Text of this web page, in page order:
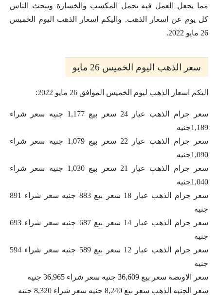
مما يجعل العمل فيه يحمل المكسب والخسارة ويبحث الناس
كل يوم عن اسعار الذهب. واليكم اسعار الذهب اليوم الخميس
26 مايو 2022.
سعر الذهب اليوم الخميس 26 مايو
اليكم اسعار الذهب ليوم الخميس الموافق 26 مايو 2022:
سعر جرام الذهب عيار 24 سعر بيع 1,177 جنيه سعر شراء
1,189جنيه
سعر جرام الذهب عيار 22 سعر بيع 1,079 جنيه سعر شراء
1,090جنيه
سعر جرام الذهب عيار 21 سعر بيع 1,030 جنيه سعر شراء
1,040جنيه
سعر جرام الذهب عيار 18 سعر بيع 883 جنيه سعر شراء 891
جنيه
سعر جرام الذهب عيار 14 سعر بيع 687 جنيه سعر شراء 693
جنيه
سعر جرام الذهب عيار 12 سعر بيع 589 جنيه سعر شراء 594
جنيه
سعر الاونصة سعر بيع 36,609 جنيه سعر شراء 36,965 جنيه
سعر الجنيه الذهب سعر بيع 8,240 جنيه سعر شراء 8,320 جنيه